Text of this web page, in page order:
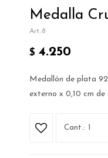
Medalla
8
$ 4.250
Medallón de plata
externo x 0,10 cm de
1